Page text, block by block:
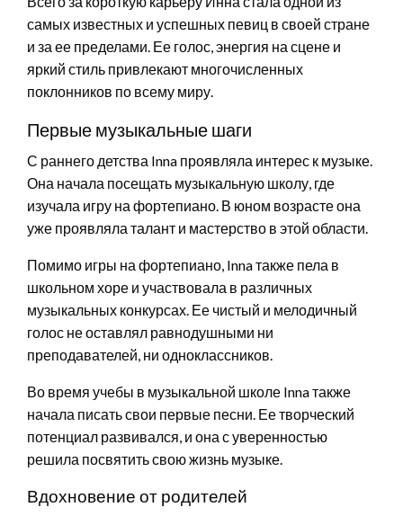
самых известных и успешных певиц в своей стране
и за ее пределами. Ее голос, энергия на сцене и
яркий стиль привлекают многочисленных
поклонников по всему миру.
Первые музыкальные шаги
С раннего детства Inna проявляла интерес к музыке.
Она начала посещать музыкальную школу, где
изучала игру на фортепиано. В юном возрасте она
уже проявляла талант и мастерство в этой области.
Помимо игры на фортепиано, Inna также пела в
школьном хоре и участвовала в различных
музыкальных конкурсах. Ее чистый и мелодичный
голос не оставлял равнодушными ни
преподавателей, ни одноклассников.
Во время учебы в музыкальной школе Inna также
начала писать свои первые песни. Ее творческий
потенциал развивался, и она с уверенностью
решила посвятить свою жизнь музыке.
Вдохновение от родителей